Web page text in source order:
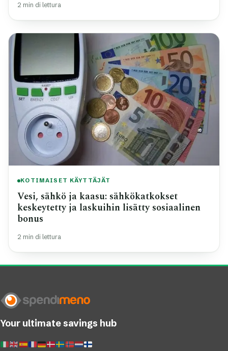
2 min di lettura
KOTIMAISET KÄYTTÄJÄT
Vesi, sähkö ja kaasu: sähkökatkokset
keskeytetty ja laskuihin lisätty sosiaalinen
bonus
2 min di lettura
Your ultimate savings hub